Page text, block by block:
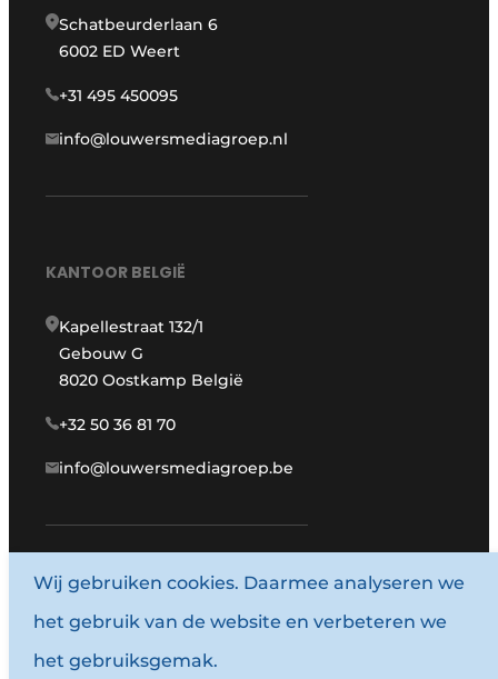
Schatbeurderlaan 6
6002 ED Weert
+31 495 450095
info@louwersmediagroep.nl
KANTOOR BELGIË
Kapellestraat 132/1
Gebouw G
8020 Oostkamp België
+32 50 36 81 70
info@louwersmediagroep.be
www.louwersmediagroep.com
© 1987 - 2026 Louwersmediagroep.
Algemene voorwaarden
Wij gebruiken cookies. Daarmee analyseren we
het gebruik van de website en verbeteren we
het gebruiksgemak.